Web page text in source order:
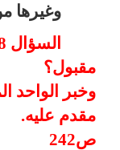
وغيرها
مقبول؟
وخبر الواحد
مقدم عليه.
ص242